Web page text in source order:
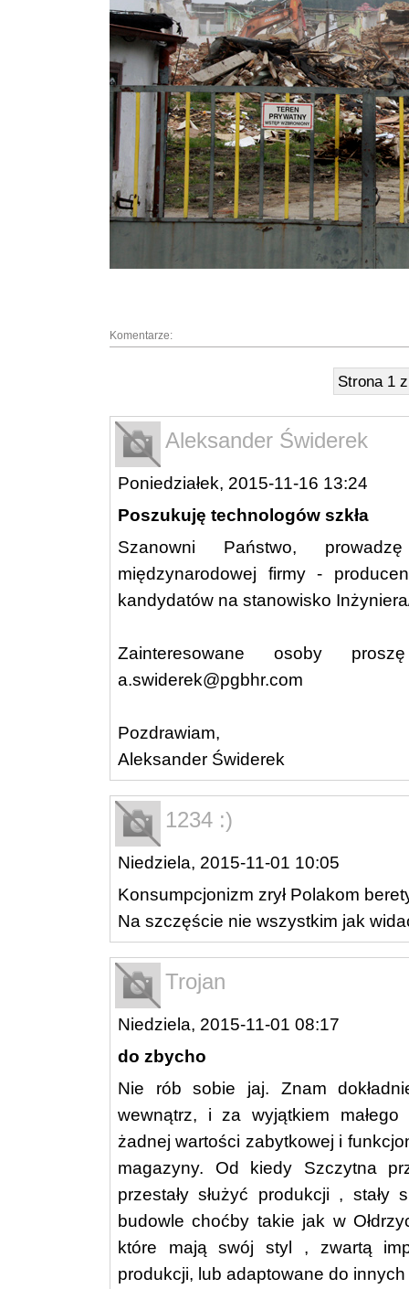
Komentarze:
Strona 1
Aleksander Świderek
Poniedziałek, 2015-11-16 13:24
Poszukuję technologów szkła
Szanowni Państwo,
międzynarodowej firmy -
kandydatów na stanowisko
Zainteresowane osoby
a.swiderek@pgbhr.com
Pozdrawiam,
Aleksander Świderek
1234 :)
Niedziela, 2015-11-01 10:05
Konsumpcjonizm zrył Polakom
Na szczęście nie wszystkim jak
Trojan
Niedziela, 2015-11-01 08:17
do zbycho
Nie rób sobie jaj. Znam
wewnątrz, i za wyjątkiem
żadnej wartości zabytkowej i
magazyny. Od kiedy Szczytna
przestały służyć produkcji ,
budowle choćby takie jak w
które mają swój styl , zwartą
produkcji, lub adaptowane do